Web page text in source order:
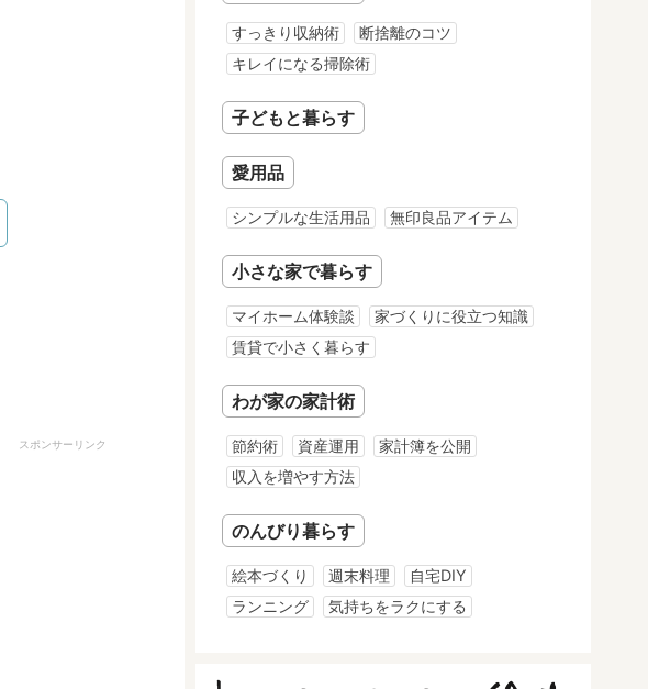
スポンサーリンク
すっきり収納術
断捨離のコツ
キレイになる掃除術
子どもと暮らす
愛用品
シンプルな生活用品 無印良品アイテム
小さな家で暮らす
マイホーム体験談
家づくりに役立つ知識
賃貸で小さく暮らす
わが家の家計術
節約術 資産運用
家計簿を公開
収入を増やす方法
のんびり暮らす
絵本づくり 週末料理
自宅DIY
ランニング
気持ちをラクにする